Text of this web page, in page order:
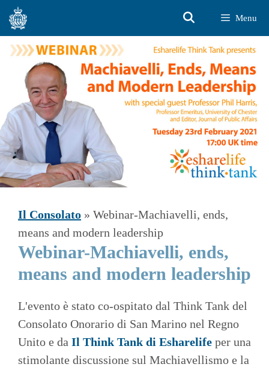
Vai
contenuto
Menu
Il Consolato » Webinar-Machiavelli, ends,
means and modern leadership
Webinar-Machiavelli, ends,
means and modern leadership
L'evento è stato co-ospitato dal Think Tank del
Consolato Onorario di San Marino nel Regno
Unito e da Il Think Tank di Esharelife per una
stimolante discussione sul Machiavellismo e la